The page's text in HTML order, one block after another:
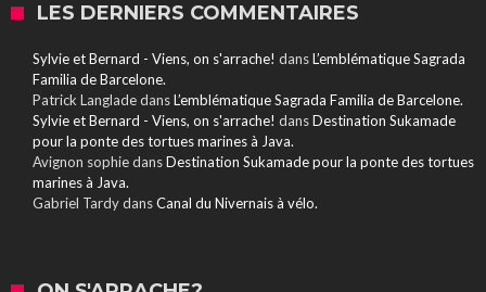
LES DERNIERS COMMENTAIRES
Sylvie et Bernard - Viens, on s'arrache! dansL’emblématique Sagrada
Familia de Barcelone.
Patrick LangladedansL’emblématique Sagrada Familia de Barcelone.
Sylvie et Bernard - Viens, on s'arrache! dansDestination Sukamade
pour la ponte des tortues marines à Java.
Avignon sophiedansDestination Sukamade pour la ponte des tortues
marines à Java.
Gabriel TardydansCanal du Nivernais à vélo.